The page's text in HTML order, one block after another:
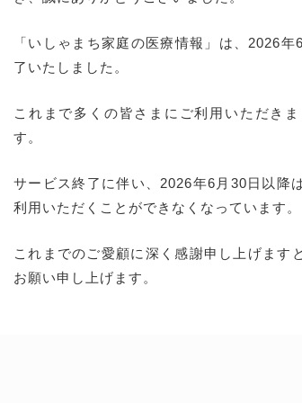
「いしゃまち家庭の医療情報」は、2026
了いたしました。
これまで多くの皆さまにご利用いただき
す。
サービス終了に伴い、2026年6月30日以降
利用いただくことができなくなっています。
これまでのご愛顧に深く感謝申し上げます
お願い申し上げます。